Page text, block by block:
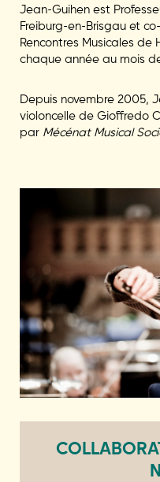
Jean-Guihen est
Freiburg-en-Brisgau et
Rencontres Musicales de
chaque année au mois
Depuis novembre 2005,
violoncelle de Gioffredo
par Mécénat Musical